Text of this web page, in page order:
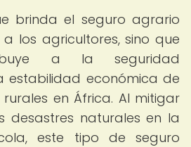
brinda el seguro agrario
los agricultores, sino que
a la seguridad
estabilidad económica de
en África. Al mitigar
desastres naturales en la
este tipo de seguro